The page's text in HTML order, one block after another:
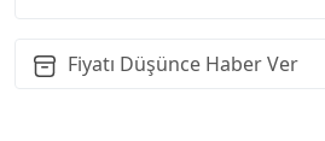
Fiyatı Düşünce Haber Ver